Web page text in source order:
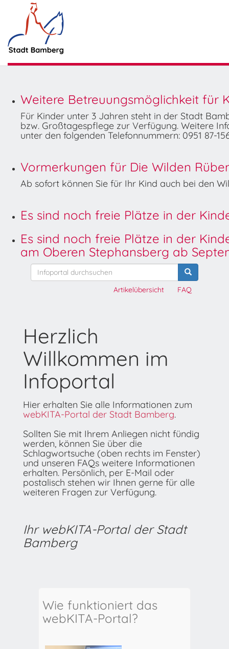
Weitere Betreuungsmöglichkeit für
Für Kinder unter 3 Jahren steht in der Stadt
bzw. Großtagespflege zur Verfügung. Weitere
unter den folgenden Telefonnummern: 0951 87-
Vormerkungen für Die Wilden
Ab sofort können Sie für Ihr Kind auch bei den
Es sind noch freie Plätze in der
Es sind noch freie Plätze in der
am Oberen Stephansberg ab
FAQ
Artikelübersicht
Herzlich
Willkommen im
Infoportal
Hier erhalten Sie alle Informationen zum
webKITA-Portal der Stadt Bamberg.
Sollten Sie mit Ihrem Anliegen nicht fündig
werden, können Sie über die
Schlagwortsuche (oben rechts im Fenster)
und unseren FAQs weitere Informationen
erhalten. Persönlich, per E-Mail oder
postalisch stehen wir Ihnen gerne für alle
weiteren Fragen zur Verfügung.
Ihr webKITA-Portal der Stadt
Bamberg
Wie funktioniert das
webKITA-Portal?